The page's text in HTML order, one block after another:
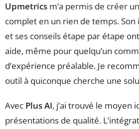
Upmetrics m’a permis de créer
complet en un rien de temps. Son
et ses conseils étape par étape
aide, même pour quelqu’un
d’expérience préalable. Je
outil à quiconque cherche une
Avec Plus AI, j’ai trouvé le moyen
présentations de qualité.